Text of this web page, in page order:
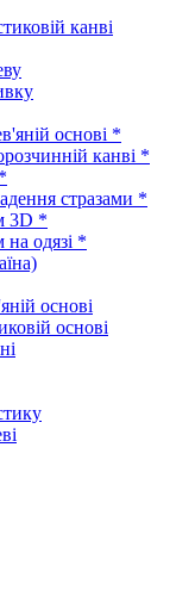
канві
основі *
канві *
стразами *
3D *
одязі *
основі
основі